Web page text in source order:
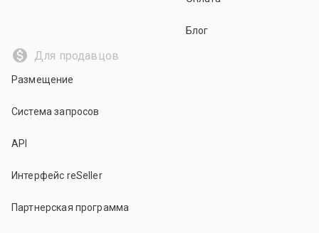
Блог
Для продавцов
Размещение
Система запросов
API
Интерфейс reSeller
Партнерская программа